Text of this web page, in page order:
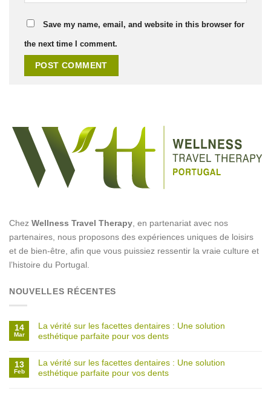
Save my name, email, and website in this browser for
the next time I comment.
Chez Wellness Travel Therapy , en partenariat avec nos
partenaires, nous proposons des expériences uniques de loisirs
et de bien-être, afin que vous puissiez ressentir la vraie culture et
l’histoire du Portugal.
NOUVELLES RÉCENTES
14
Mar
La vérité sur les facettes dentaires : Une solution
esthétique parfaite pour vos dents
13
Feb
La vérité sur les facettes dentaires : Une solution
esthétique parfaite pour vos dents